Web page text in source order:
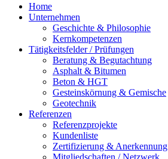
Home
Unternehmen
Geschichte & Philosophie
Kernkompetenzen
Tätigkeitsfelder / Prüfungen
Beratung & Begutachtung
Asphalt & Bitumen
Beton & HGT
Gesteinskörnung & Gemische
Geotechnik
Referenzen
Referenzprojekte
Kundenliste
Zertifizierung & Anerkennung
Mitgliedschaften / Netzwerk